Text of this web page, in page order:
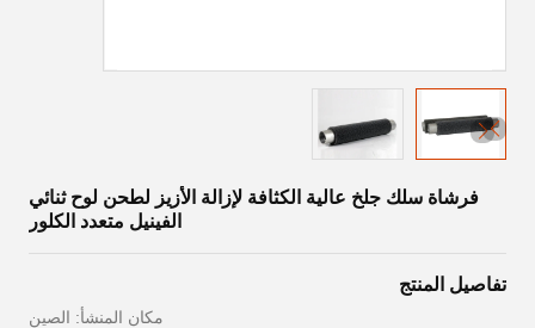
فرشاة سلك جلخ عالية الكثافة لإزالة الأزيز لطحن لوح ثنائي
الفينيل متعدد الكلور
تفاصيل المنتج
مكان المنشأ: الصين